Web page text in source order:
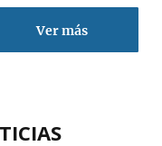
Ver más